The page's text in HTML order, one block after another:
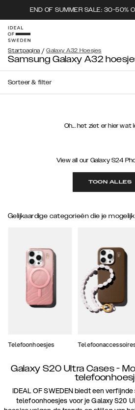
END OF SUMMER SALE: 30-50%
Startpagina / Galaxy A32 Hoesjes
Samsung Galaxy A32
Sorteer & filter
Oh... het ziet er hier wat
View all our Galaxy S24
TOON ALLES
Gelijkaardige categorieën die je
Telefoonhoesjes
Galaxy S20 Ultra Cases -
IDEAL OF SWEDEN biedt een
telefoonhoesjes voor je Galaxy S20